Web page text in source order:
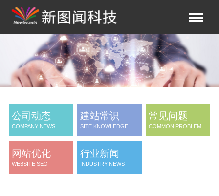
公司动态
COMPANY NEWS
建站常识
SITE KNOWLEDGE
常见问题
COMMON PROBLEM
网站优化
WEBSITE SEO
行业新闻
INDUSTRY NEWS